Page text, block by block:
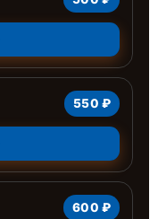
550 ₽
600 ₽